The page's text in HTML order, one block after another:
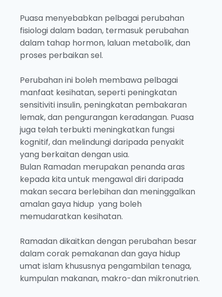
Puasa menyebabkan pelbagai perubahan
fisiologi dalam badan, termasuk perubahan
dalam tahap hormon, laluan metabolik, dan
proses perbaikan sel.
Perubahan ini boleh membawa pelbagai
manfaat kesihatan, seperti peningkatan
sensitiviti insulin, peningkatan pembakaran
lemak, dan pengurangan keradangan. Puasa
juga telah terbukti meningkatkan fungsi
kognitif, dan melindungi daripada penyakit
yang berkaitan dengan usia.
Bulan Ramadan merupakan penanda aras
kepada kita untuk mengawal diri daripada
makan secara berlebihan dan meninggalkan
amalan gaya hidup yang boleh
memudaratkan kesihatan.
Ramadan dikaitkan dengan perubahan besar
dalam corak pemakanan dan gaya hidup
umat islam khususnya pengambilan tenaga,
kumpulan makanan, makro-dan mikronutrien.